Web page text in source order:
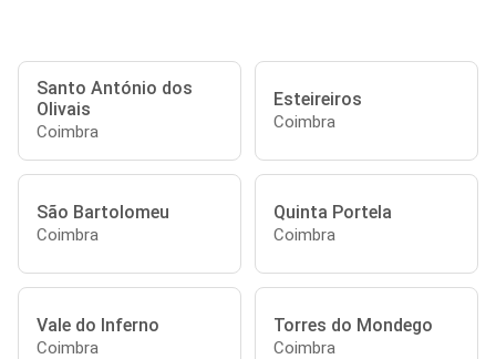
Santo António dos
Olivais
Coimbra
Esteireiros
Coimbra
São Bartolomeu
Coimbra
Quinta Portela
Coimbra
Vale do Inferno
Coimbra
Torres do Mondego
Coimbra